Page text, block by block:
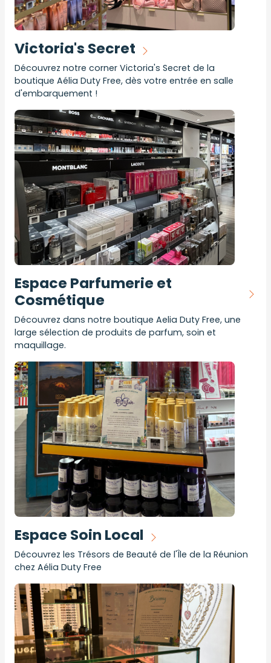
Victoria's Secret
Découvrez notre corner Victoria's Secret de la
boutique Aélia Duty Free, dès votre entrée en salle
d'embarquement !
Espace Parfumerie et
Cosmétique
Découvrez dans notre boutique Aelia Duty Free, une
large sélection de produits de parfum, soin et
maquillage.
Espace Soin Local
Découvrez les Trésors de Beauté de l'Île de la Réunion
chez Aélia Duty Free